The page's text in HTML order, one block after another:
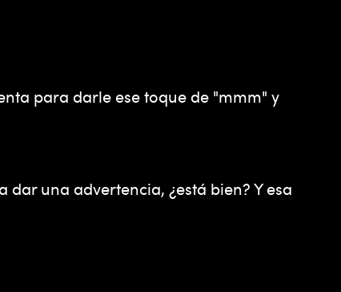
para darle ese toque de "mmm" y
una advertencia, ¿está bien? Y esa